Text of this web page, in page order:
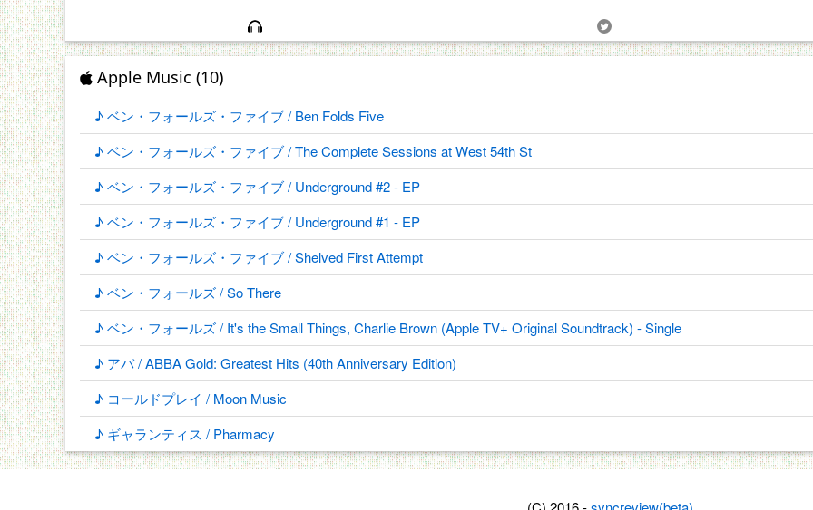
Apple Music (10)
♪ ベン・フォールズ・ファイブ / Ben Folds Five
♪ ベン・フォールズ・ファイブ / The Complete Sessions at West 54th St
♪ ベン・フォールズ・ファイブ / Underground #2 - EP
♪ ベン・フォールズ・ファイブ / Underground #1 - EP
♪ ベン・フォールズ・ファイブ / Shelved First Attempt
♪ ベン・フォールズ / So There
♪ ベン・フォールズ / It's the Small Things, Charlie Brown (Apple TV+ Original Soundtrack) - Single
♪ アバ / ABBA Gold: Greatest Hits (40th Anniversary Edition)
♪ コールドプレイ / Moon Music
♪ ギャランティス / Pharmacy